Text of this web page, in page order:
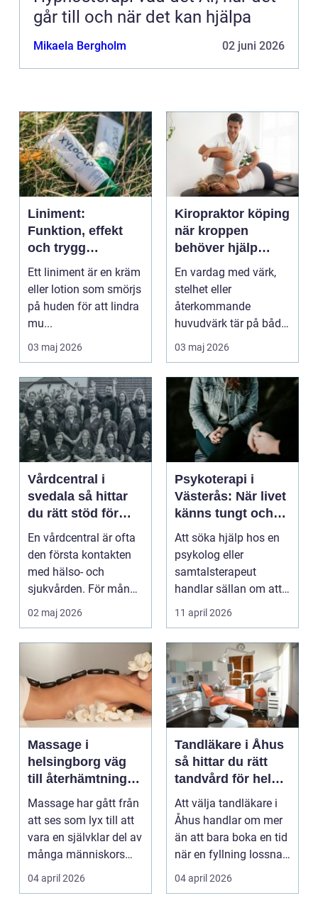
går till och när det kan hjälpa
Mikaela Bergholm 02 juni 2026
Liniment:
Funktion, effekt
och trygg
användning
Ett liniment är en kräm
eller lotion som smörjs
på huden för att lindra
mu...
03 maj 2026
Kiropraktor köping
när kroppen
behöver hjälp
tillbaka
En vardag med värk,
stelhet eller
återkommande
huvudvärk tär på både
ork och humör. Många
går länge ...
03 maj 2026
Vårdcentral i
svedala så hittar
du rätt stöd för
hela familjen
En vårdcentral är ofta
den första kontakten
med hälso- och
sjukvården. För många
i Svedala handlar v...
02 maj 2026
Psykoterapi i
Västerås: När livet
känns tungt och
du behöver prata
med någon
Att söka hjälp hos en
psykolog eller
samtalsterapeut
handlar sällan om att
vara svag....
11 april 2026
Massage i
helsingborg väg
till återhämtning
och hållbar hälsa
Massage har gått från
att ses som lyx till att
vara en självklar del av
många människors
friskvård. ...
04 april 2026
Tandläkare i Åhus
så hittar du rätt
tandvård för hela
familjen
Att välja tandläkare i
Åhus handlar om mer
än att bara boka en tid
när en fyllning lossnar
eller en ...
04 april 2026